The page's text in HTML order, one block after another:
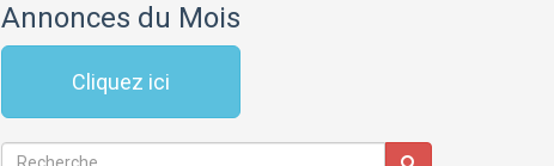
Annonces du Mois
Cliquez ici